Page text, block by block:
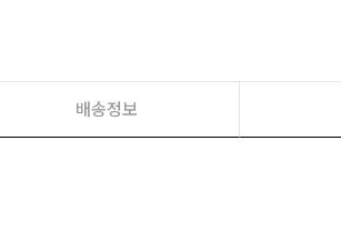
배송정보